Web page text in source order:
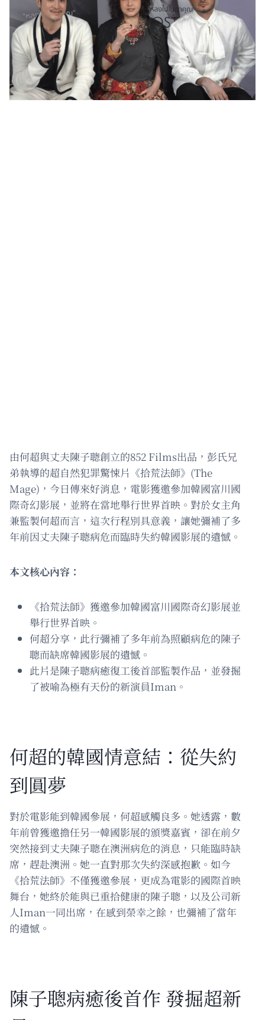
由何超與丈夫陳子聰創立的852 Films出品，彭氏兄
弟執導的超自然犯罪驚悚片《拾荒法師》(The
Mage)，今日傳來好消息，電影獲邀參加韓國富川國
際奇幻影展，並將在當地舉行世界首映。對於女主角
兼監製何超而言，這次行程別具意義，讓她彌補了多
年前因丈夫陳子聰病危而臨時失約韓國影展的遺憾。
本文核心內容：
《拾荒法師》獲邀參加韓國富川國際奇幻影展並
舉行世界首映。
何超分享，此行彌補了多年前為照顧病危的陳子
聰而缺席韓國影展的遺憾。
此片是陳子聰病癒復工後首部監製作品，並發掘
了被喻為極有天份的新演員Iman。
何超的韓國情意結：從失約
到圓夢
對於電影能到韓國參展，何超感觸良多。她透露，數
年前曾獲邀擔任另一韓國影展的頒獎嘉賓，卻在前夕
突然接到丈夫陳子聰在澳洲病危的消息，只能臨時缺
席，趕赴澳洲。她一直對那次失約深感抱歉。如今
《拾荒法師》不僅獲邀參展，更成為電影的國際首映
舞台，她終於能與已重拾健康的陳子聰，以及公司新
人Iman一同出席，在感到榮幸之餘，也彌補了當年
的遺憾。
陳子聰病癒後首作 發掘超新